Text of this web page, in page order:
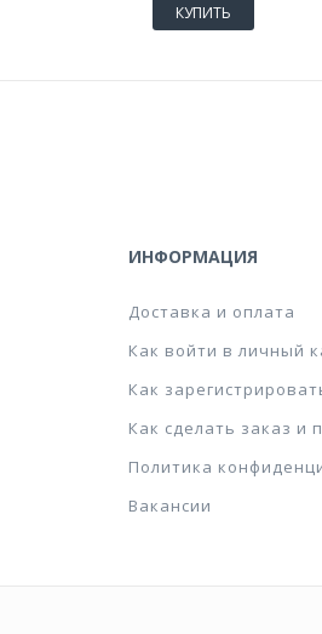
КУПИТЬ
ИНФОРМАЦИЯ
Доставка и оплата
Как войти в личный
Как
Как сделать заказ и
Политика
Вакансии